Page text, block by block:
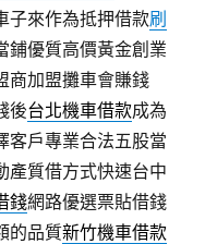
子來作為抵押借款刷
鋪優質高價黃金創業
商加盟攤車會賺錢
後台北機車借款成為
客戶專業合法五股當
產質借方式快速台中
錢網路優選票貼借錢
的品質新竹機車借款